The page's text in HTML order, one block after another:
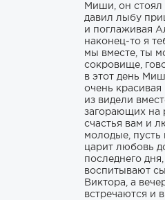
Миши, он стоял
давил лыбу
и поглаживая
наконец-то я
мы вместе, ты
сокровище,
в этот день
очень красивая
из видели
загорающих на
счастья вам и
молодые, пусть
царит любовь
последнего
воспитывают
Виктора, а
встречаются и